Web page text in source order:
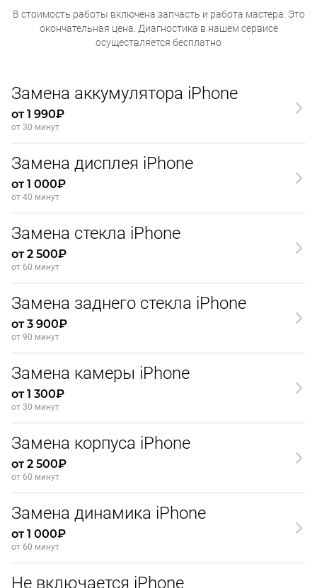
В стоимость работы включена запчасть и работа мастера. Это
окончательная цена. Диагностика в нашем сервисе
осуществляется бесплатно
Замена аккумулятора iPhone
от 1 990₽
от 30 минут
Замена дисплея iPhone
от 1 000₽
от 40 минут
Замена стекла iPhone
от 2 500₽
от 60 минут
Замена заднего стекла iPhone
от 3 900₽
от 90 минут
Замена камеры iPhone
от 1 300₽
от 30 минут
Замена корпуса iPhone
от 2 500₽
от 60 минут
Замена динамика iPhone
от 1 000₽
от 60 минут
Не включается iPhone